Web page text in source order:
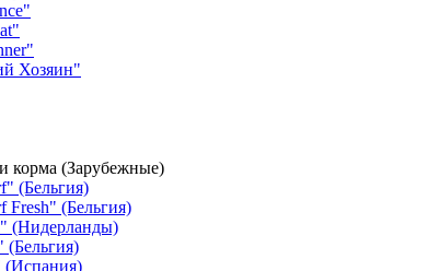
Хозяин"
корма (Зарубежные)
(Бельгия)
Fresh" (Бельгия)
(Нидерланды)
(Бельгия)
(Испания)